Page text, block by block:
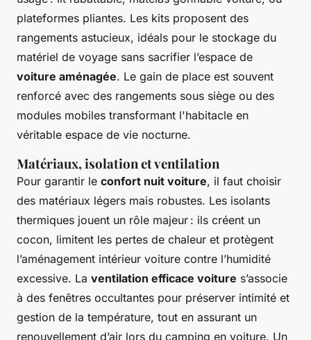
plateformes pliantes. Les kits proposent des
rangements astucieux, idéals pour le stockage du
matériel de voyage sans sacrifier l’espace de
voiture aménagée. Le gain de place est souvent
renforcé avec des rangements sous siège ou des
modules mobiles transformant l'habitacle en
véritable espace de vie nocturne.
Matériaux, isolation et ventilation
Pour garantir le confort nuit voiture, il faut choisir
des matériaux légers mais robustes. Les isolants
thermiques jouent un rôle majeur : ils créent un
cocon, limitent les pertes de chaleur et protègent
l’aménagement intérieur voiture contre l’humidité
excessive. La ventilation efficace voiture s’associe
à des fenêtres occultantes pour préserver intimité et
gestion de la température, tout en assurant un
renouvellement d’air lors du camping en voiture. Un